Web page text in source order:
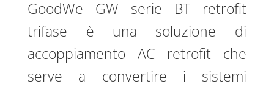
GoodWe GW serie BT retrofit
trifase è una soluzione di
accoppiamento AC retrofit che
serve a convertire i sistemi